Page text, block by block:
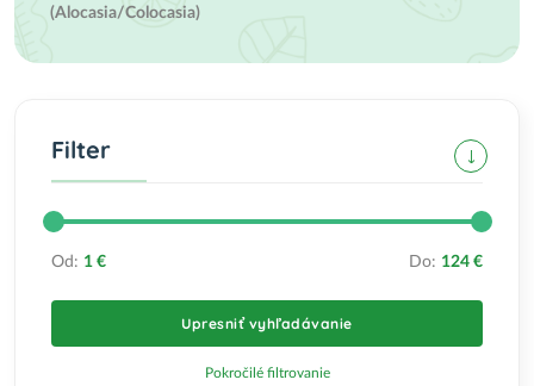
(Alocasia/Colocasia)
Filter
Od: 1 € Do: 124 €
Upresniť vyhľadávanie
Pokročilé filtrovanie